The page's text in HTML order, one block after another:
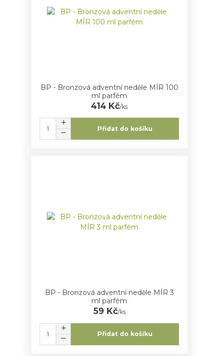
BP - Bronzová adventní neděle MÍR 100
ml parfém
414 Kč/ks
Přidat do košíku
BP - Bronzová adventní neděle MÍR 3
ml parfém
59 Kč/ks
Přidat do košíku